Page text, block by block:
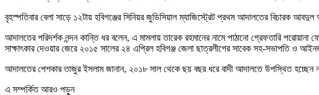
বৃহস্পতিবার বেলা সাড়ে ১২টায় হবিগঞ্জের সিনিয়র জুডিসিয়াল ম্যাজিস্ট্রেট প্রথম আদালতের বিচারক
আদালতের পরিদর্শক নন্দন কান্তি ধর বলেন, এ মামলায় তারেক রহমানের নামে পাঠানো গ্রেফতারি পরোয়ানা
সাক্ষাৎকার দেওয়ার জেরে ২০১৫ সালের ২৪ এপ্রিল হবিগঞ্জ জেলা ছাত্রলীগের সাবেক সহ-সভাপতি ও
আদালতের পেশকার তাজুর ইসলাম জানান, ২০১৮ সাল থেকে ছয় বছর ধরে বাদী আদালতে উপস্থিত হচ্ছেন
এ সম্পর্কিত আরও পড়ুন